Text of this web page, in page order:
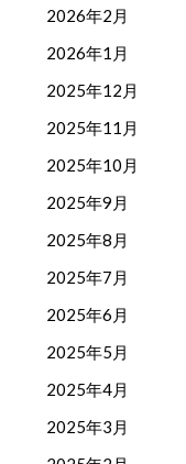
2026年2月
2026年1月
2025年12月
2025年11月
2025年10月
2025年9月
2025年8月
2025年7月
2025年6月
2025年5月
2025年4月
2025年3月